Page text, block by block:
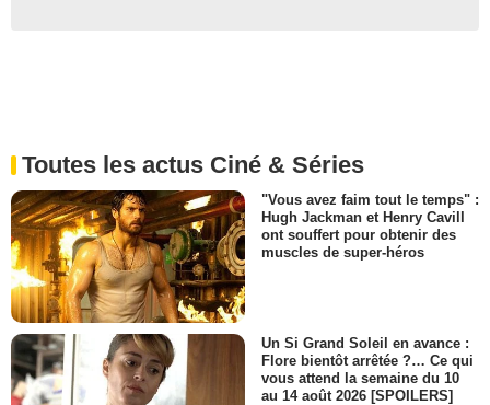
Toutes les actus Ciné & Séries
"Vous avez faim tout le temps" :
Hugh Jackman et Henry Cavill
ont souffert pour obtenir des
muscles de super-héros
Un Si Grand Soleil en avance :
Flore bientôt arrêtée ?… Ce qui
vous attend la semaine du 10
au 14 août 2026 [SPOILERS]